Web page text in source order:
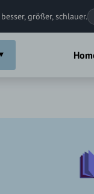
größer, schlauer.